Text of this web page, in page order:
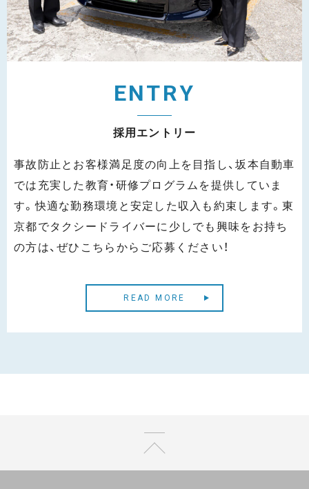
ENTRY
採用エン ト リ ー
事故防止とお客様満足度の向上を目指し、坂本自動車
では充実した教育・研修プログラムを提供していま
す。快適な勤務環境と安定した収入も約束します。東
京都でタクシードライバーに少しでも興味をお持ち
の方は、ぜひこちらからご応募ください！
READ MORE